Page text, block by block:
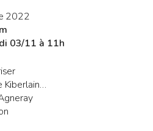
2022
03/11 à 11h
Kiberlain…